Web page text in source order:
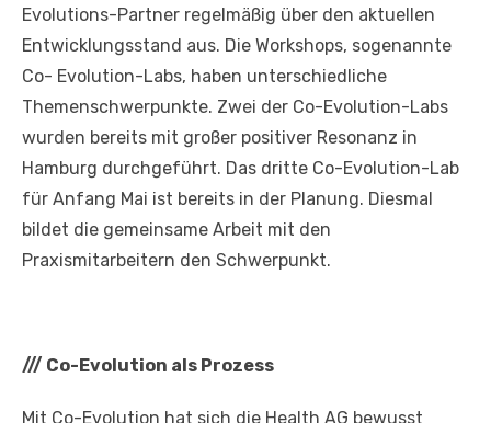
Evolutions-Partner regelmäßig über den aktuellen
Entwicklungsstand aus. Die Workshops, sogenannte
Co- Evolution-Labs, haben unterschiedliche
Themenschwerpunkte. Zwei der Co-Evolution-Labs
wurden bereits mit großer positiver Resonanz in
Hamburg durchgeführt. Das dritte Co-Evolution-Lab
für Anfang Mai ist bereits in der Planung. Diesmal
bildet die gemeinsame Arbeit mit den
Praxismitarbeitern den Schwerpunkt.
/// Co-Evolution als Prozess
Mit Co-Evolution hat sich die Health AG bewusst